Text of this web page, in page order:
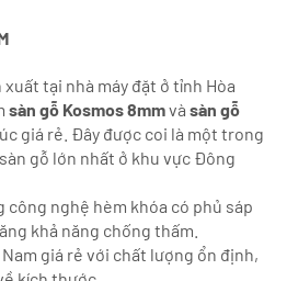
tại nhà máy đặt ở tỉnh Hòa
sàn gỗ Kosmos 8mmvà sàn gỗ
giá rẻ. Đây được coi là một trong
gỗ lớn nhất ở khu vực Đông
công nghệ hèm khóa có phủ sáp
khả năng chống thấm.
giá rẻ với chất lượng ổn định,